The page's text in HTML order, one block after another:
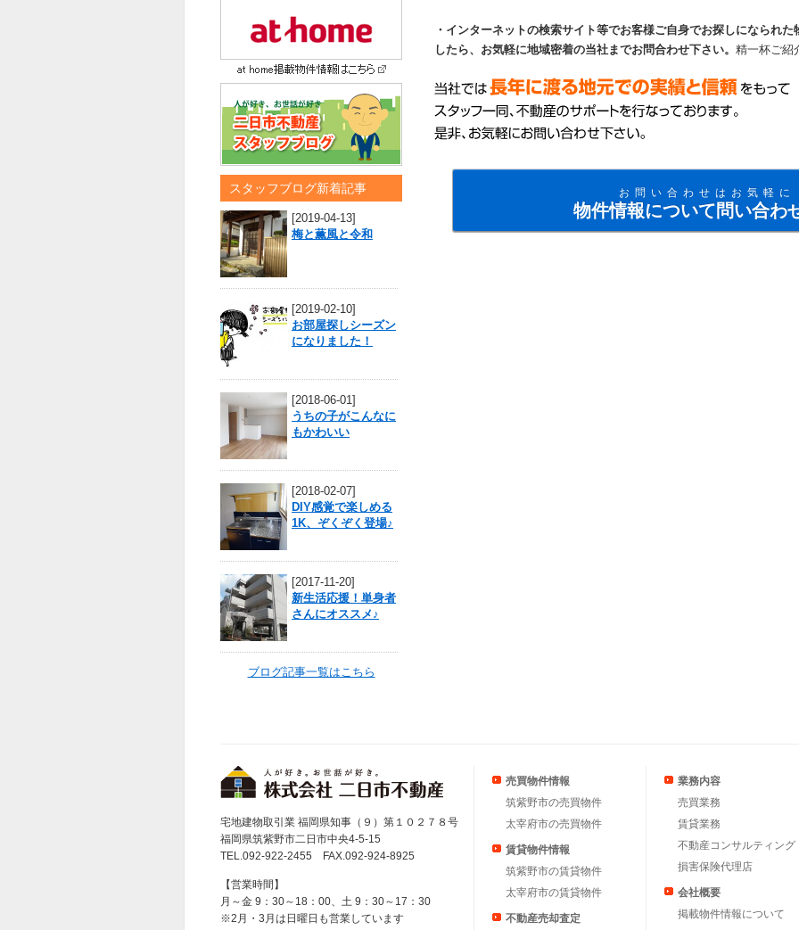
・インターネットの検索サイト等でお客様ご自身でお探しになられ
したら、お気軽に地域密着の当社までお問合わせ下さい。 精一杯ご紹
お問い合わせはお気軽に
物件情報について問い合わ
スタッフブログ新着記事
[2019-04-13]
梅と薫風と令和
[2019-02-10]
お部屋探しシーズン
になりました！
[2018-06-01]
うちの子がこんなに
もかわいい
[2018-02-07]
DIY感覚で楽しめる
1K、ぞくぞく登場♪
[2017-11-20]
新生活応援！単身者
さんにオススメ♪
ブログ記事一覧はこちら
宅地建物取引業 福岡県知事（９）第１０２７８号
福岡県筑紫野市二日市中央4-5-15
TEL.092-922-2455 FAX.092-924-8925
【営業時間】
月～金 9：30～18：00、土 9：30～17：30
※2月・3月は日曜日も営業しています
売買物件情報
筑紫野市の売買物件
太宰府市の売買物件
賃貸物件情報
筑紫野市の賃貸物件
太宰府市の賃貸物件
不動産売却査定
業務内容
売買業務
賃貸業務
不動産コンサルティング
損害保険代理店
会社概要
掲載物件情報について